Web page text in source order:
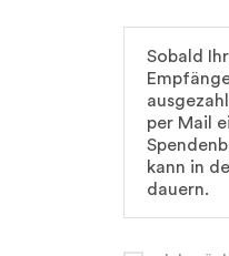
Sobald
per Mail
kann in
dauern.